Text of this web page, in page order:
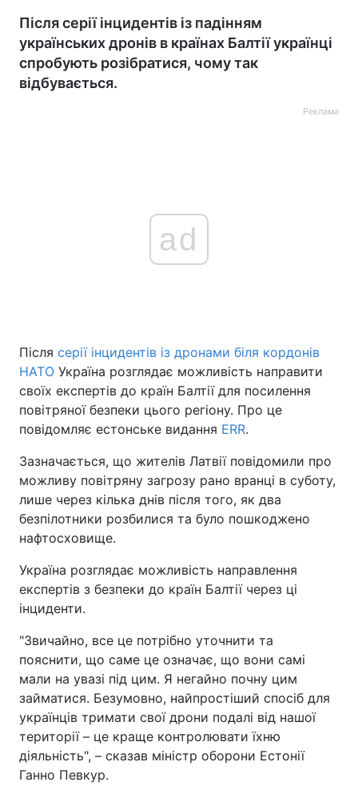
Після серії інцидентів із падінням
українських дронів в країнах Балтії українці
спробують розібратися, чому так
відбувається.
Реклама
ad
Після серії інцидентів із дронами біля кордонів
НАТО Україна розглядає можливість направити
своїх експертів до країн Балтії для посилення
повітряної безпеки цього регіону. Про це
повідомляє естонське видання ERR.
Зазначається, що жителів Латвії повідомили про
можливу повітряну загрозу рано вранці в суботу,
лише через кілька днів після того, як два
безпілотники розбилися та було пошкоджено
нафтосховище.
Україна розглядає можливість направлення
експертів з безпеки до країн Балтії через ці
інциденти.
"Звичайно, все це потрібно уточнити та
пояснити, що саме це означає, що вони самі
мали на увазі під цим. Я негайно почну цим
займатися. Безумовно, найпростіший спосіб для
українців тримати свої дрони подалі від нашої
території – це краще контролювати їхню
діяльність", – сказав міністр оборони Естонії
Ганно Певкур.